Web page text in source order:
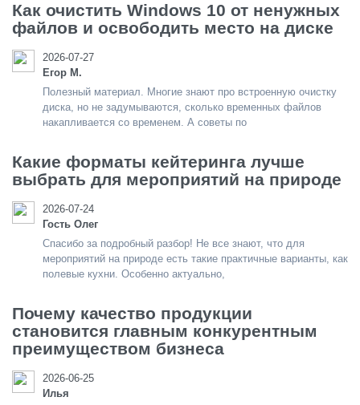
Как очистить Windows 10 от ненужных
файлов и освободить место на диске
2026-07-27
Егор М.
Полезный материал. Многие знают про встроенную очистку
диска, но не задумываются, сколько временных файлов
накапливается со временем. А советы по
Какие форматы кейтеринга лучше
выбрать для мероприятий на природе
2026-07-24
Гость Олег
Спасибо за подробный разбор! Не все знают, что для
мероприятий на природе есть такие практичные варианты, как
полевые кухни. Особенно актуально,
Почему качество продукции
становится главным конкурентным
преимуществом бизнеса
2026-06-25
Илья